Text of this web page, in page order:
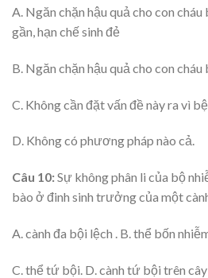
A. Ngăn chặn hậu quả cho con
gần, hạn chế sinh đẻ
B. Ngăn chặn hậu quả cho con
C. Không cần đặt vấn đề này ra vì
D. Không có phương pháp nào cả.
Câu 10:Sự không phân li của bộ
bào ở đinh sinh trưởng của một
A. cành đa bội lệch . B. thể bốn
C. thể tứ bội. D. cành tứ bội trên